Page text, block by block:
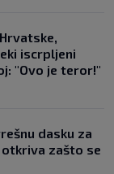
iscrpljeni
"Ovo je teror!"
dasku za
zašto se